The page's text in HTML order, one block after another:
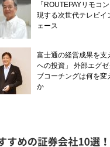
「ROUTEPAYリモコ
現する次世代テレビイ
ェース
富士通の経営成果を支
への投資」 外部エグゼ
ブコーチングは何を変
か